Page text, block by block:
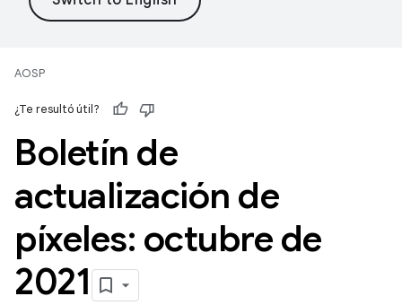
AOSP
¿Te resultó útil?
Boletín de
actualización de
píxeles: octubre de
2021